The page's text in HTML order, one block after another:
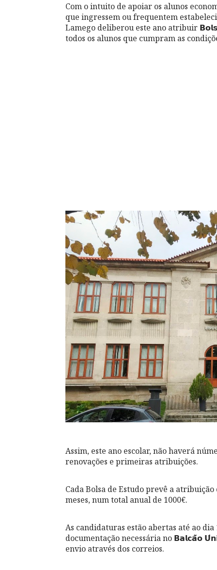
Com o intuito de apoiar os alunos
que ingressem ou frequentem
Lamego deliberou este ano atribuir
todos os alunos que cumpram as
Assim, este ano escolar, não haverá
renovações e primeiras atribuições.
Cada Bolsa de Estudo prevê a
meses, num total anual de 1000€.
As candidaturas estão abertas até ao
documentação necessária no 𝗕𝗮𝗹𝗰𝗮̃𝗼
envio através dos correios.